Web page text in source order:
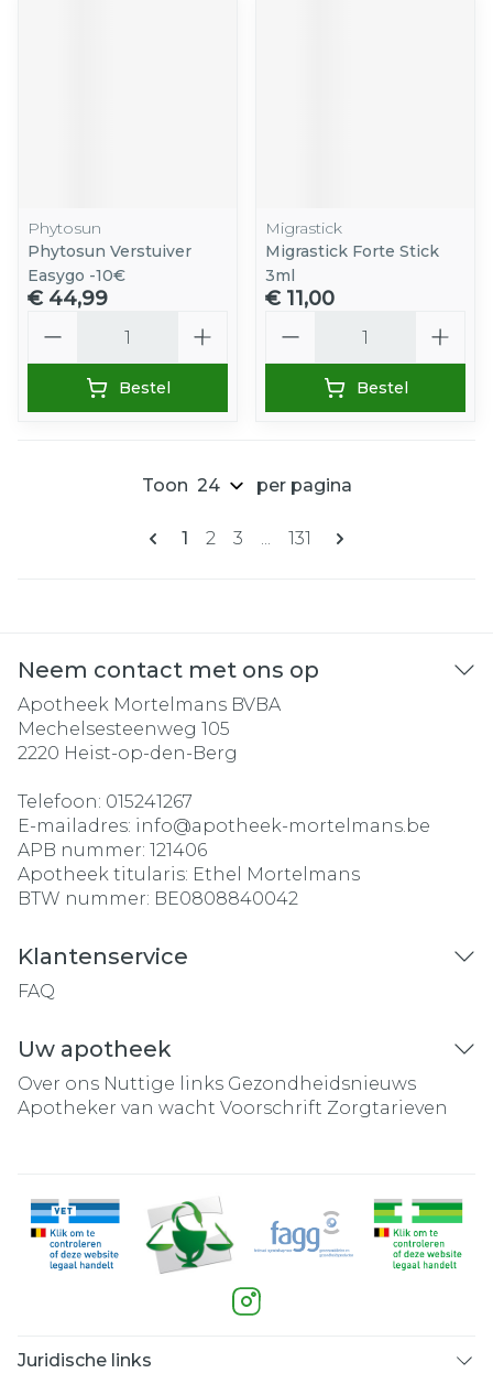
Phytosun
Phytosun Verstuiver
Easygo -10€
€ 44,99
Bestel
Migrastick
Migrastick Forte Stick
3ml
€ 11,00
Bestel
Pagina's
U lees momenteel pagina
1 Pagina
2 Pagina
3 ... Pagina
131
Toon per pagina
Neem contact met ons op
Apotheek Mortelmans BVBA
Mechelsesteenweg 105
2220 Heist-op-den-Berg
Telefoon: 015241267
E-mailadres: info@apotheek-mortelmans.be
APB nummer: 121406
Apotheek titularis: Ethel Mortelmans
BTW nummer: BE0808840042
Klantenservice
FAQ
Uw apotheek
Over ons Nuttige links Gezondheidsnieuws
Apotheker van wacht Voorschrift Zorgtarieven
Juridische links